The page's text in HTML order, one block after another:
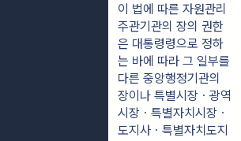
이 법에 따른 자원관리
주관기관의 장의 권한
은 대통령령으로 정하
는 바에 따라 그 일부를
다른 중앙행정기관의
장이나 특별시장ㆍ광역
시장ㆍ특별자치시장ㆍ
도지사ㆍ특별자치도지